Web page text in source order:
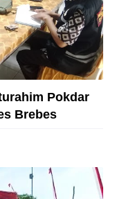
Pokdar
Brebes